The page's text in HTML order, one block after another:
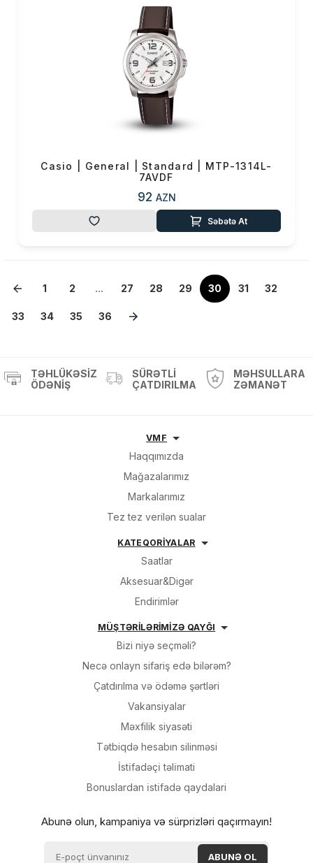
Casio | General | Standard | MTP-1314L-
7AVDF
92 AZN
Səbətə At
1 2 ... 27 28 29 30 31 32
33 34 35 36
TƏHLÜKƏSIZ
ÖDƏNIŞ
SÜRƏTLI
ÇATDIRILMA
MƏHSULLARA
ZƏMANƏT
VMF
Haqqımızda
Mağazalarımız
Markalarımız
Tez tez verilən sualar
KATEQORİYALAR
Saatlar
Aksesuar&Digər
Endirimlər
MÜŞTƏRİLƏRİMİZƏ QAYĞI
Bizi niyə seçməli?
Necə onlayn sifariş edə bilərəm?
Çatdırılma və ödəmə şərtləri
Vakansiyalar
Məxfilik siyasəti
Tətbiqdə hesabın silinməsi
İsti̇fadəçi̇ təli̇mati
Bonuslardan i̇sti̇fadə qaydalari
Abunə olun, kampaniya və sürprizləri qaçırmayın!